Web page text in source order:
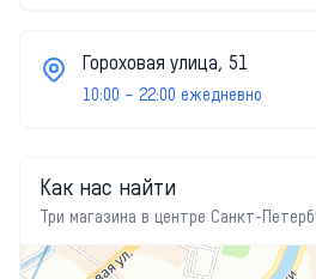
Гороховая улица, 51
10:00 – 22:00 ежедневно
Как нас найти
Три магазина в центре Санкт-